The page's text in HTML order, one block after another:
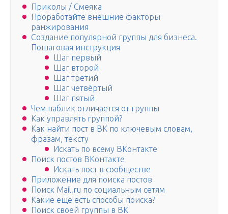
Приколы / Смеяка
Проработайте внешние факторы
ранжирования
Создание популярной группы для бизнеса.
Пошаговая инструкция
Шаг первый
Шаг второй
Шаг третий
Шаг четвёртый
Шаг пятый
Чем паблик отличается от группы
Как управлять группой?
Как найти пост в ВК по ключевым словам,
фразам, тексту
Искать по всему ВКонтакте
Поиск постов ВКонтакте
Искать пост в сообществе
Приложение для поиска постов
Поиск Mail.ru по социальным сетям
Какие еще есть способы поиска?
Поиск своей группы в ВК